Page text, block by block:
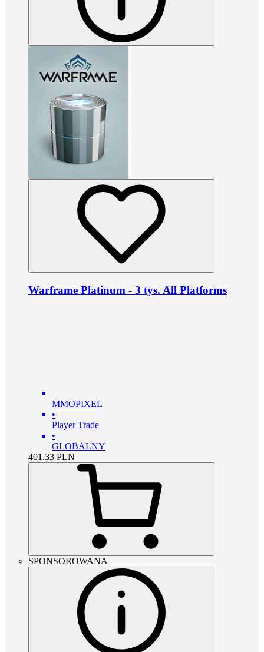
Warframe Platinum - 3 tys. All Platforms
MMOPIXEL
•
Player Trade
•
GLOBALNY
401.33 PLN
SPONSOROWANA